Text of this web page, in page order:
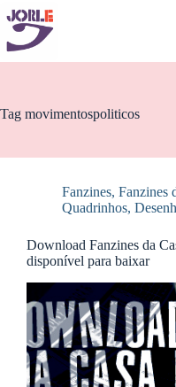
Pular
para
conteúdo
Tag movimentospoliticos
Fanzines, Fanzines
Quadrinhos,
Download Fanzines da
disponível para baixar